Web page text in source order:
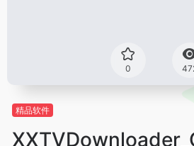
0
精品软件